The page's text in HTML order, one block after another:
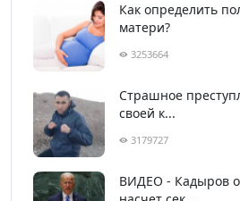
Как определить
матери?
3253664
Страшное
своей к...
3179727
ВИДЕО - Кадыров